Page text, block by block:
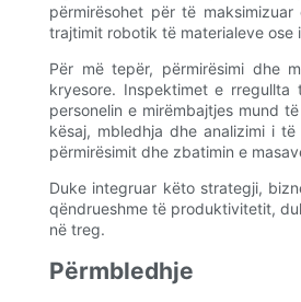
përmirësohet për të
trajtimit robotik të materialeve ose
Për më tepër, përmirësimi dhe
kryesore. Inspektimet e rregullta
personelin e mirëmbajtjes mund
kësaj, mbledhja dhe analizimi i
përmirësimit dhe zbatimin e
Duke integruar këto strategji,
qëndrueshme të produktivitetit,
në treg.
Përmbledhje